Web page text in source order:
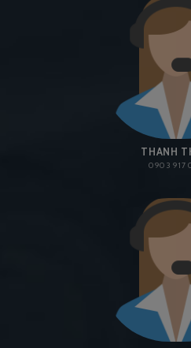
THANH
0903 917